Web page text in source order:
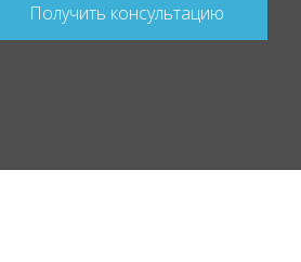
Получить консультацию